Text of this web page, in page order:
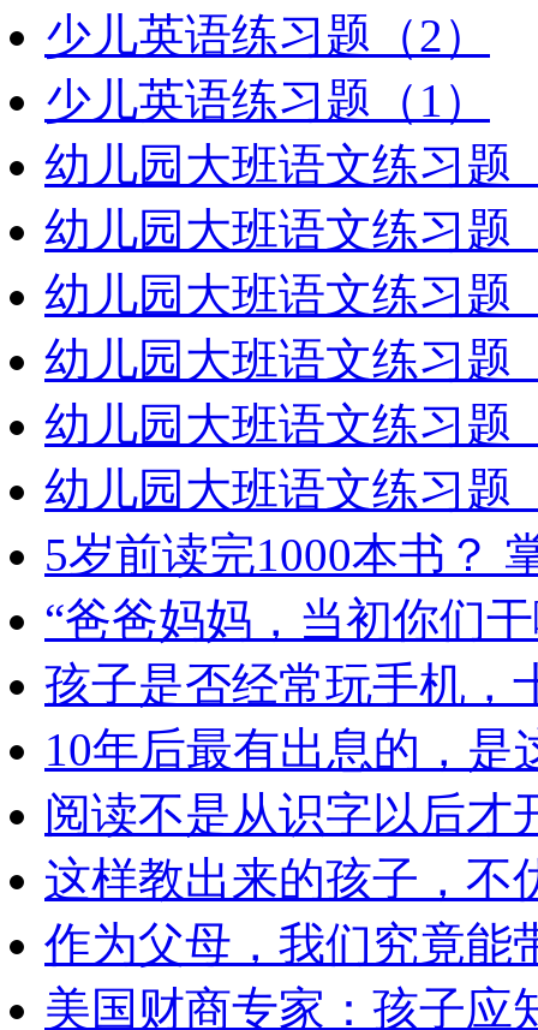
少儿英语练习题（2）
少儿英语练习题（1）
幼儿园大班语文练习题
幼儿园大班语文练习题
幼儿园大班语文练习题
幼儿园大班语文练习题
幼儿园大班语文练习题
幼儿园大班语文练习题
5岁前读完1000本书？
“爸爸妈妈，当初你们
孩子是否经常玩手机，
10年后最有出息的，是
阅读不是从识字以后才
这样教出来的孩子，不
作为父母，我们究竟能
美国财商专家：孩子应